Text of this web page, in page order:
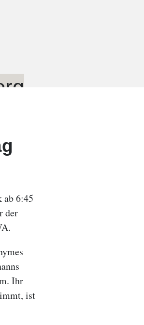
ab 6:45
der
Ihr
ist